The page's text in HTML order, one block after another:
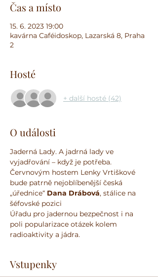
Čas a místo
15. 6. 2023 19:00
kavárna Caféidoskop, Lazarská 8, Praha
2
Hosté
+ další hosté (42)
O události
Jaderná Lady. A jadrná lady ve
vyjadřování – když je potřeba.
Červnovým hostem Lenky Vrtiškové
bude patrně nejoblíbenější česká
„úřednice“ Dana Drábová, stálice na
šéfovské pozici
Úřadu pro jadernou bezpečnost i na
poli popularizace otázek kolem
radioaktivity a jádra.
Vstupenky